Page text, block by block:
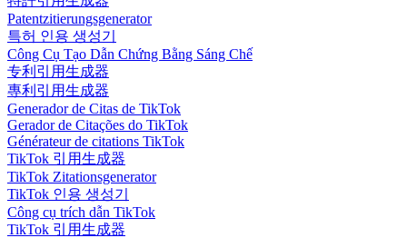
Patentzitierungsgenerator
특허 인용 생성기
Công Cụ Tạo Dẫn Chứng Bằng Sáng Chế
专利引用生成器
專利引用生成器
Generador de Citas de TikTok
Gerador de Citações do TikTok
Générateur de citations TikTok
TikTok 引用生成器
TikTok Zitationsgenerator
TikTok 인용 생성기
Công cụ trích dẫn TikTok
TikTok 引用生成器